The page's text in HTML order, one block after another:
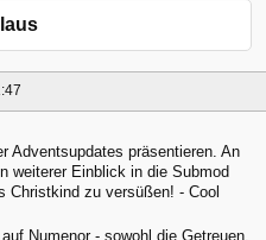
Adventsupdates präsentieren. An
weiterer Einblick in die Submod
Christkind zu versüßen! - Cool
Numenor - sowohl die Getreuen,